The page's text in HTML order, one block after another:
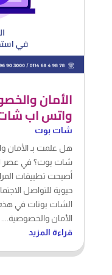
الأمان
شات بوت
هل علمت بـ الأمان
شات بوت؟ في عصر
أصبحت تطبيقات
حيوية للتواصل
الشات بوتات في هذه
الأمان والخصوصية....
قراءة المزيد